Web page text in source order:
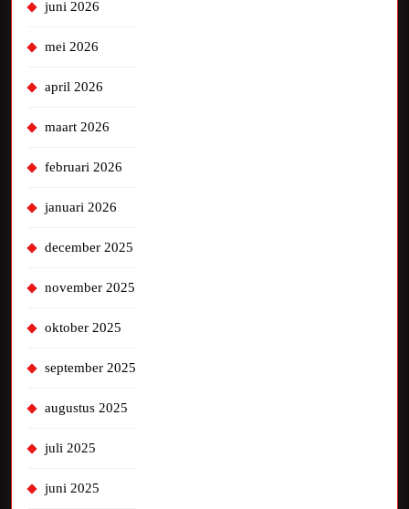
juni 2026
mei 2026
april 2026
maart 2026
februari 2026
januari 2026
december 2025
november 2025
oktober 2025
september 2025
augustus 2025
juli 2025
juni 2025